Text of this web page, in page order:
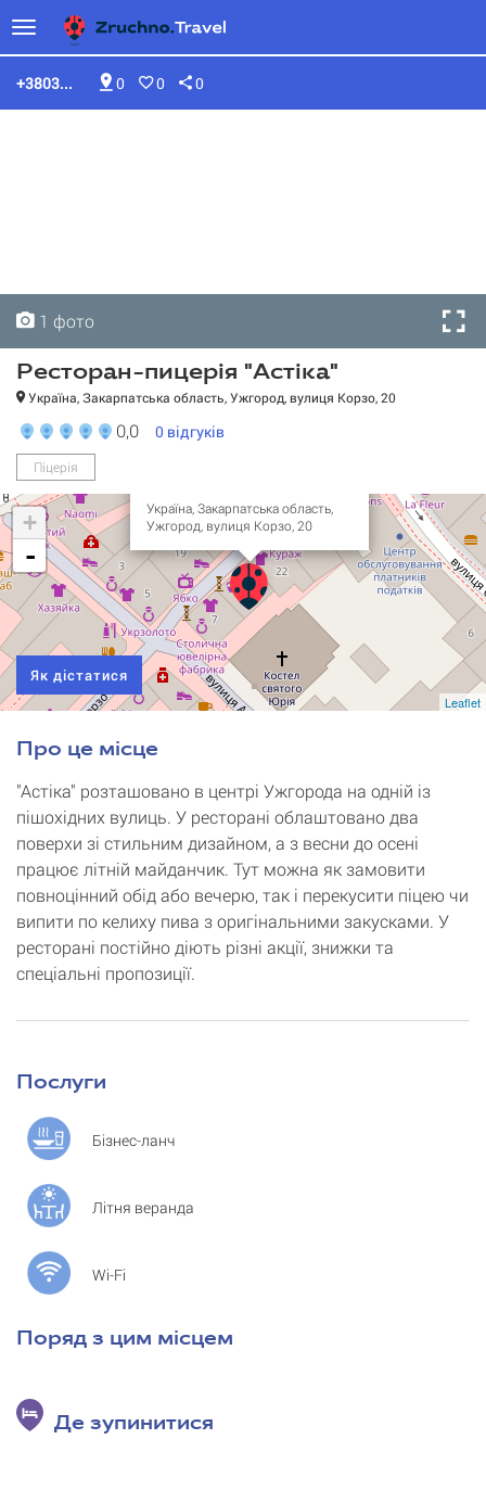
0 0 0
+3803...
1 фото
Ресторан-пицерія "Астіка"
Україна, Закарпатська область, Ужгород, вулиця Корзо, 20
0,0 0 відгуків
Піцерія
Україна, Закарпатська область,
Ужгород, вулиця Корзо, 20
+
-
Leaflet
Як дістатися
Про це місце
"Астіка" розташовано в центрі Ужгорода на одній із
пішохідних вулиць. У ресторані облаштовано два
поверхи зі стильним дизайном, а з весни до осені
працює літній майданчик. Тут можна як замовити
повноцінний обід або вечерю, так і перекусити піцею чи
випити по келиху пива з оригінальними закусками. У
ресторані постійно діють різні акції, знижки та
спеціальні пропозиції.
Послуги
Бізнес-ланч
Літня веранда
Wi-Fi
Поряд з цим місцем
Де зупинитися